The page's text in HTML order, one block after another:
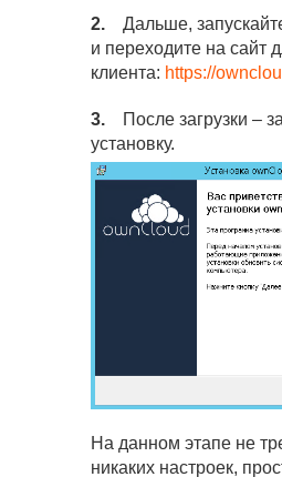
2.Дальше,
и переходите на сайт
клиента: https://
3.После загрузки –
установку.
На данном этапе не
никаких настроек,